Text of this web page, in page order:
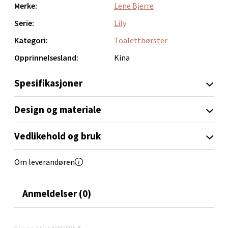
Merke:
Lene Bjerre
Serie:
Lily
Kategori:
Toalettbørster
Opprinnelsesland:
Kina
Spesifikasjoner
Design og materiale
Vedlikehold og bruk
Om leverandøren
Anmeldelser (0)
Orkanger - Thon Senter Orkanger
Thon Senter Orkanger, Orkdalsveien 113, 7300
Orkanger
Åpent i dag 09-20
0 i butikk
Sandvika - Thon Senter Sandvika
Brodtkorbsgate 7, 1338 Sandvika